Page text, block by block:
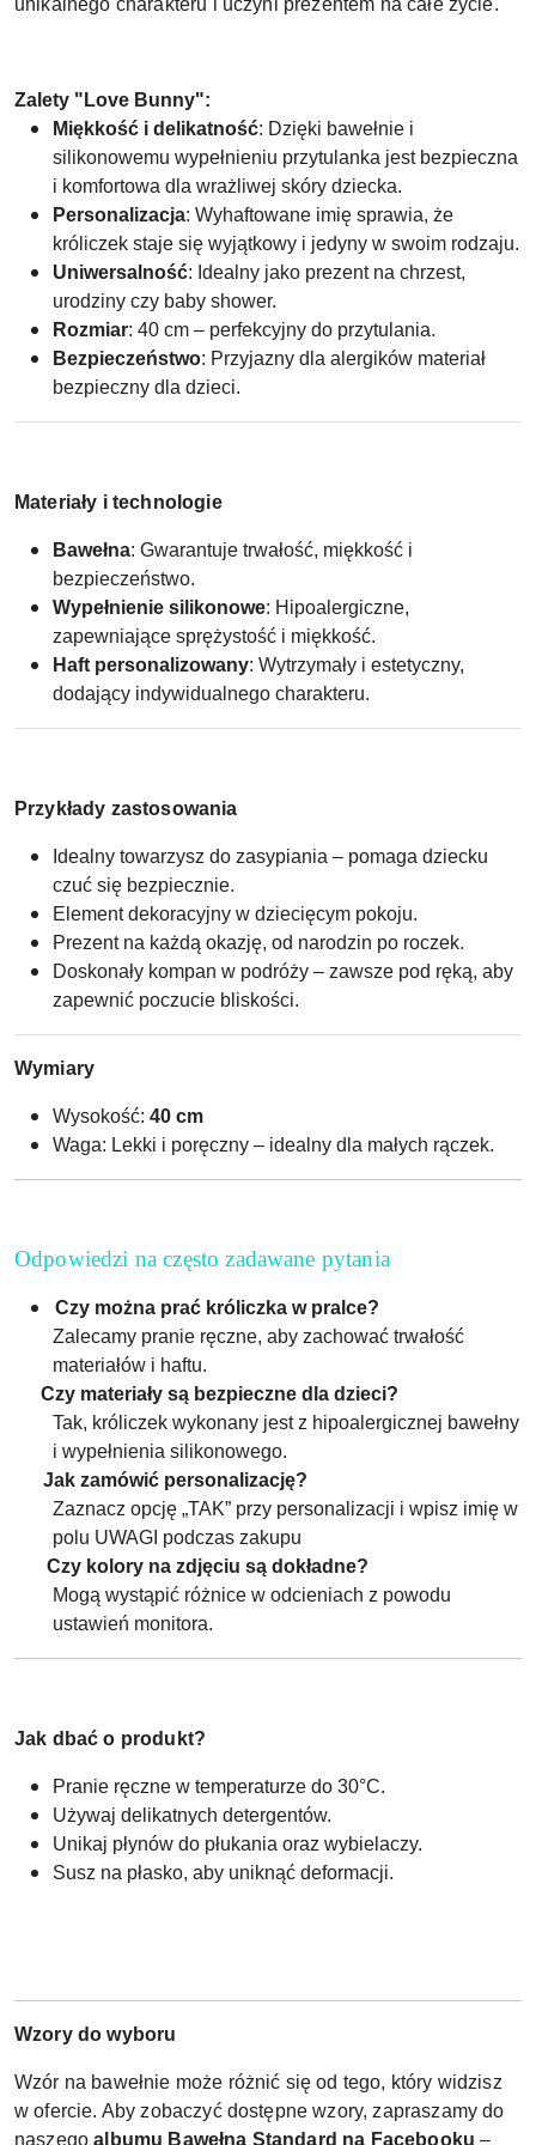
Zalety "Love Bunny":
Miękkość i delikatność: Dzięki bawełnie i
silikonowemu wypełnieniu przytulanka jest bezpieczna
i komfortowa dla wrażliwej skóry dziecka.
Personalizacja: Wyhaftowane imię sprawia, że
króliczek staje się wyjątkowy i jedyny w swoim rodzaju.
Uniwersalność: Idealny jako prezent na chrzest,
urodziny czy baby shower.
Rozmiar: 40 cm – perfekcyjny do przytulania.
Bezpieczeństwo: Przyjazny dla alergików materiał
bezpieczny dla dzieci.
Materiały i technologie
Bawełna: Gwarantuje trwałość, miękkość i
bezpieczeństwo.
Wypełnienie silikonowe: Hipoalergiczne,
zapewniające sprężystość i miękkość.
Haft personalizowany: Wytrzymały i estetyczny,
dodający indywidualnego charakteru.
Przykłady zastosowania
Idealny towarzysz do zasypiania – pomaga dziecku
czuć się bezpiecznie.
Element dekoracyjny w dziecięcym pokoju.
Prezent na każdą okazję, od narodzin po roczek.
Doskonały kompan w podróży – zawsze pod ręką, aby
zapewnić poczucie bliskości.
Wymiary
Wysokość: 40 cm
Waga: Lekki i poręczny – idealny dla małych rączek.
Odpowiedzi na często zadawane pytania
Czy można prać króliczka w pralce?
Zalecamy pranie ręczne, aby zachować trwałość
materiałów i haftu.
Czy materiały są bezpieczne dla dzieci?
Tak, króliczek wykonany jest z hipoalergicznej bawełny
i wypełnienia silikonowego.
Jak zamówić personalizację?
Zaznacz opcję „TAK” przy personalizacji i wpisz imię w
polu UWAGI podczas zakupu
Czy kolory na zdjęciu są dokładne?
Mogą wystąpić różnice w odcieniach z powodu
ustawień monitora.
Jak dbać o produkt?
Pranie ręczne w temperaturze do 30°C.
Używaj delikatnych detergentów.
Unikaj płynów do płukania oraz wybielaczy.
Susz na płasko, aby uniknąć deformacji.
Wzory do wyboru
Wzór na bawełnie może różnić się od tego, który widzisz
w ofercie. Aby zobaczyć dostępne wzory, zapraszamy do
naszegoalbumu Bawełna Standard na Facebooku –